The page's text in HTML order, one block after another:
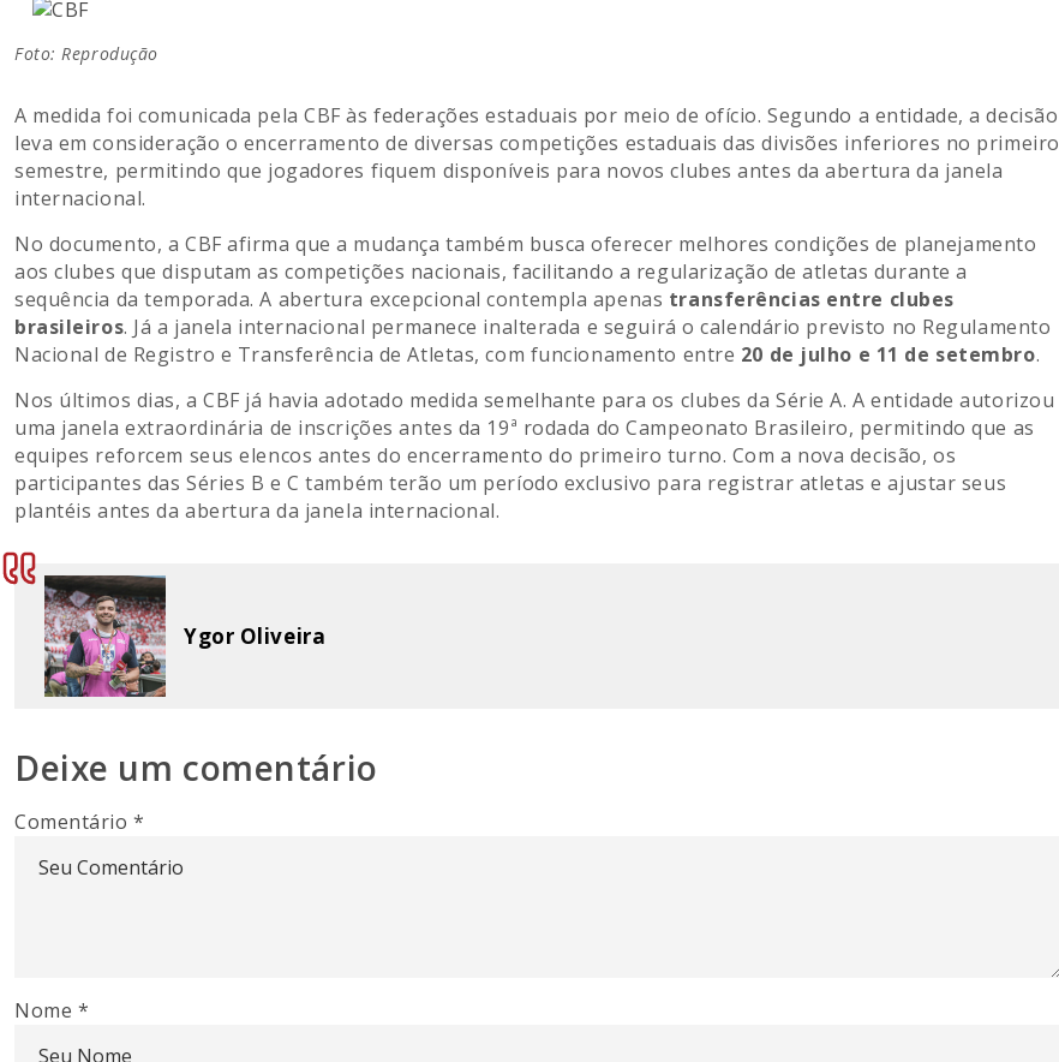
Foto: Reprodução
A medida foi comunicada pela CBF às federações estaduais por meio de ofício. Segundo a entidade, a decisão
leva em consideração o encerramento de diversas competições estaduais das divisões inferiores no primeiro
semestre, permitindo que jogadores fiquem disponíveis para novos clubes antes da abertura da janela
internacional.
No documento, a CBF afirma que a mudança também busca oferecer melhores condições de planejamento
aos clubes que disputam as competições nacionais, facilitando a regularização de atletas durante a
sequência da temporada. A abertura excepcional contempla apenas transferências entre clubes
brasileiros. Já a janela internacional permanece inalterada e seguirá o calendário previsto no Regulamento
Nacional de Registro e Transferência de Atletas, com funcionamento entre 20 de julho e 11 de setembro.
Nos últimos dias, a CBF já havia adotado medida semelhante para os clubes da Série A. A entidade autorizou
uma janela extraordinária de inscrições antes da 19ª rodada do Campeonato Brasileiro, permitindo que as
equipes reforcem seus elencos antes do encerramento do primeiro turno. Com a nova decisão, os
participantes das Séries B e C também terão um período exclusivo para registrar atletas e ajustar seus
plantéis antes da abertura da janela internacional.
Ygor Oliveira
Deixe um comentário
Comentário*
Nome *